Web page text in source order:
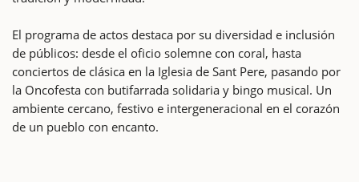
El programa de actos destaca por su diversidad e inclusión
de públicos: desde el oficio solemne con coral, hasta
conciertos de clásica en la Iglesia de Sant Pere, pasando por
la Oncofesta con butifarrada solidaria y bingo musical. Un
ambiente cercano, festivo e intergeneracional en el corazón
de un pueblo con encanto.